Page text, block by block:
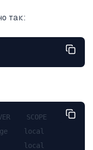
так:
SCOPE
local
local